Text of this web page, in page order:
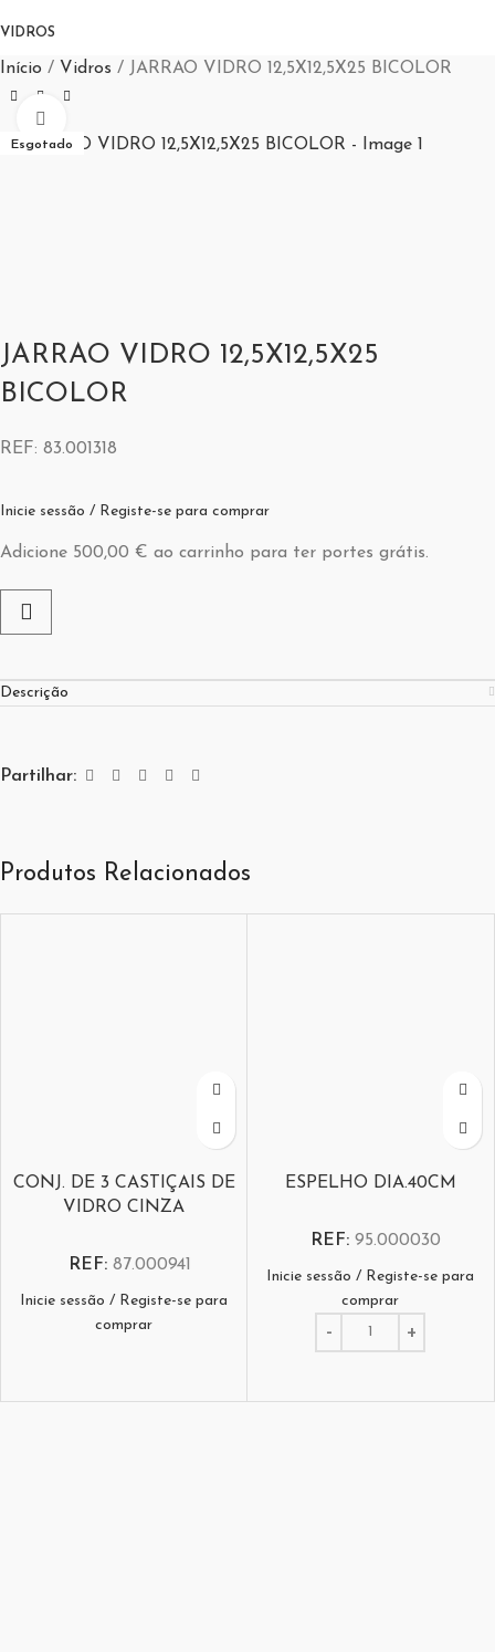
VIDROS
Início Vidros JARRAO VIDRO 12,5X12,5X25 BICOLOR
Esgotado
JARRAO VIDRO 12,5X12,5X25
BICOLOR
REF: 83.001318
Inicie sessão / Registe-se para comprar
Adicione 500,00 € ao carrinho para ter portes grátis.
Descrição
Partilhar:
Produtos Relacionados
CONJ. DE 3 CASTIÇAIS DE
VIDRO CINZA
REF: 87.000941
Inicie sessão / Registe-se para
comprar
ESPELHO DIA.40CM
REF: 95.000030
Inicie sessão / Registe-se para
comprar